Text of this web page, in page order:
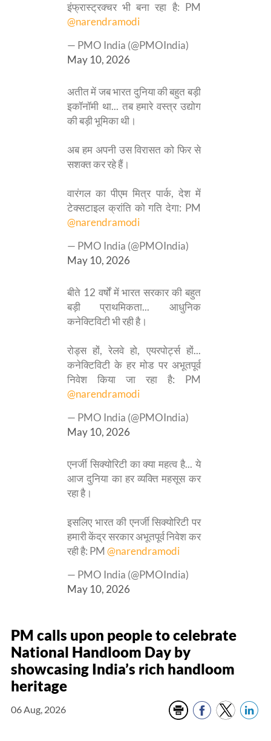
इंफ्रास्ट्रक्चर भी बना रहा है: PM
@narendramodi
— PMO India (@PMOIndia)
May 10, 2026
अतीत में जब भारत दुनिया की बहुत बड़ी
इकॉनॉमी था... तब हमारे वस्त्र उद्योग
की बड़ी भूमिका थी।
अब हम अपनी उस विरासत को फिर से
सशक्त कर रहे हैं।
वारंगल का पीएम मित्र पार्क, देश में
टेक्सटाइल क्रांति को गति देगा: PM
@narendramodi
— PMO India (@PMOIndia)
May 10, 2026
बीते 12 वर्षों में भारत सरकार की बहुत
बड़ी प्राथमिकता... आधुनिक
कनेक्टिविटी भी रही है।
रोड्स हों, रेलवे हो, एयरपोर्ट्स हों...
कनेक्टिविटी के हर मोड पर अभूतपूर्व
निवेश किया जा रहा है: PM
@narendramodi
— PMO India (@PMOIndia)
May 10, 2026
एनर्जी सिक्योरिटी का क्या महत्व है... ये
आज दुनिया का हर व्यक्ति महसूस कर
रहा है।
इसलिए भारत की एनर्जी सिक्योरिटी पर
हमारी केंद्र सरकार अभूतपूर्व निवेश कर
रही है: PM@narendramodi
— PMO India (@PMOIndia)
May 10, 2026
PM calls upon people to celebrate
National Handloom Day by
showcasing India’s rich handloom
heritage
06 Aug, 2026